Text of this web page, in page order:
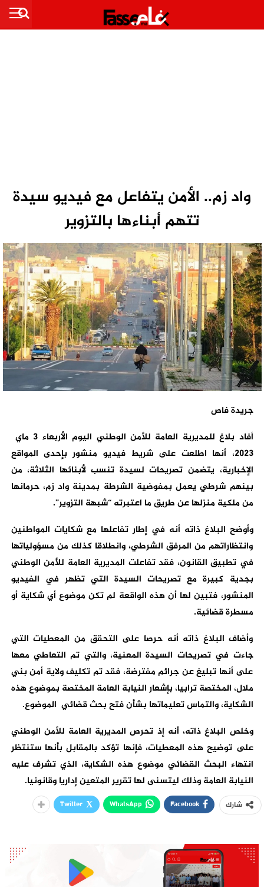
واد زم.. الأمن يتفاعل مع فيديو سيدة
تتهم أبناءها بالتزوير
جريدة فاص
أفاد بلاغ للمديرية العامة للأمن الوطني اليوم الأربعاء 3 ماي
2023، أنها اطلعت على شريط فيديو منشور بإحدى المواقع
الإخبارية، يتضمن تصريحات لسيدة تنسب لأبنائها الثلاثة، من
بينهم شرطي يعمل بمفوضية الشرطة بمدينة واد زم، حرمانها
من ملكية منزلها عن طريق ما اعتبرته “شبهة التزوير”.
وأوضح البلاغ ذاته أنه في إطار تفاعلها مع شكايات المواطنين
وانتظاراتهم من المرفق الشرطي، وانطلاقا كذلك من مسؤولياتها
في تطبيق القانون، فقد تفاعلت المديرية العامة للأمن الوطني
بجدية كبيرة مع تصريحات السيدة التي تظهر في الفيديو
المنشور، فتبين لها أن هذه الواقعة لم تكن موضوع أي شكاية أو
مسطرة قضائية.
وأضاف البلاغ ذاته أنه حرصا على التحقق من المعطيات التي
جاءت في تصريحات السيدة المعنية، والتي تم التعاطي معها
على أنها تبليغ عن جرائم مفترضة، فقد تم تكليف ولاية أمن بني
ملال، المختصة ترابيا، بإشعار النيابة العامة المختصة بموضوع هذه
الشكاية، والتماس تعليماتها بشأن فتح بحث قضائي ‏ الموضوع.
وخلص البلاغ ذاته، أنه إذ تحرص المديرية العامة للأمن الوطني
على توضيح هذه المعطيات، فإنها تؤكد بالمقابل بأنها ستنتظر
انتهاء البحث القضائي موضوع هذه الشكاية، الذي تشرف عليه
النيابة العامة وذلك ليتسنى لها تقرير المتعين إداريا وقانونيا.
شارك Facebook
WhatsApp
Twitter